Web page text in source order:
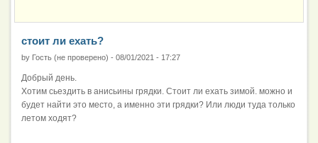
стоит ли ехать?
by Гость (не проверено) - 08/01/2021 - 17:27
Добрый день.
Хотим сьездить в анисьины грядки. Стоит ли ехать зимой. можно и
будет найти это место, а именно эти грядки? Или люди туда только
летом ходят?